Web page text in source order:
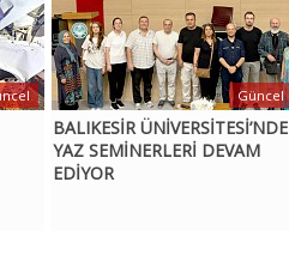
BALIKESİR ÜNİVERSİTESİ’NDE
YAZ SEMİNERLERİ DEVAM
EDİYOR
Güncel